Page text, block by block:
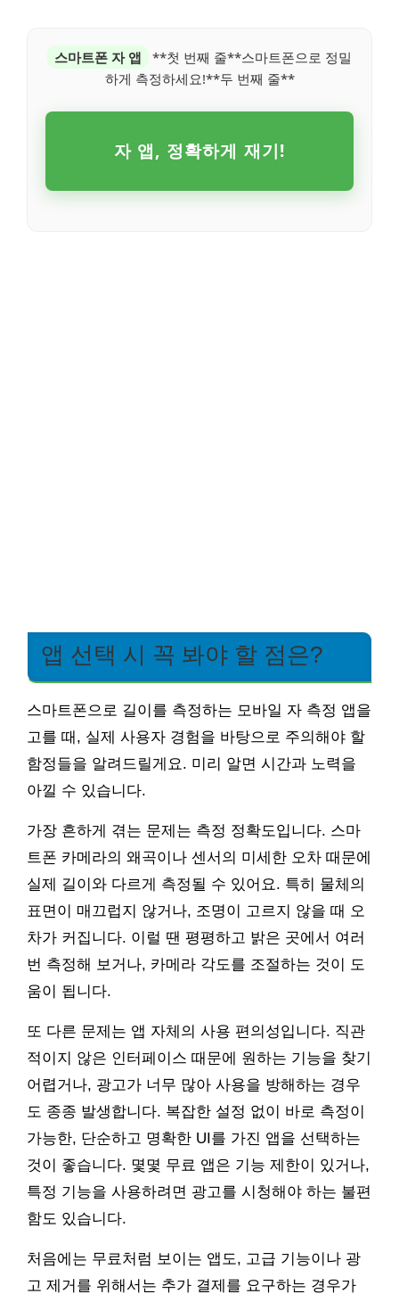
스마트폰 자 앱
**첫 번째 줄**스마트폰으로 정밀
하게 측정하세요!**두 번째 줄**
자 앱, 정확하게 재기!
앱 선택 시 꼭 봐야 할 점은?
스마트폰으로 길이를 측정하는 모바일 자 측정 앱을
고를 때, 실제 사용자 경험을 바탕으로 주의해야 할
함정들을 알려드릴게요. 미리 알면 시간과 노력을
아낄 수 있습니다.
가장 흔하게 겪는 문제는 측정 정확도입니다. 스마
트폰 카메라의 왜곡이나 센서의 미세한 오차 때문에
실제 길이와 다르게 측정될 수 있어요. 특히 물체의
표면이 매끄럽지 않거나, 조명이 고르지 않을 때 오
차가 커집니다. 이럴 땐 평평하고 밝은 곳에서 여러
번 측정해 보거나, 카메라 각도를 조절하는 것이 도
움이 됩니다.
또 다른 문제는 앱 자체의 사용 편의성입니다. 직관
적이지 않은 인터페이스 때문에 원하는 기능을 찾기
어렵거나, 광고가 너무 많아 사용을 방해하는 경우
도 종종 발생합니다. 복잡한 설정 없이 바로 측정이
가능한, 단순하고 명확한 UI를 가진 앱을 선택하는
것이 좋습니다. 몇몇 무료 앱은 기능 제한이 있거나,
특정 기능을 사용하려면 광고를 시청해야 하는 불편
함도 있습니다.
처음에는 무료처럼 보이는 앱도, 고급 기능이나 광
고 제거를 위해서는 추가 결제를 요구하는 경우가